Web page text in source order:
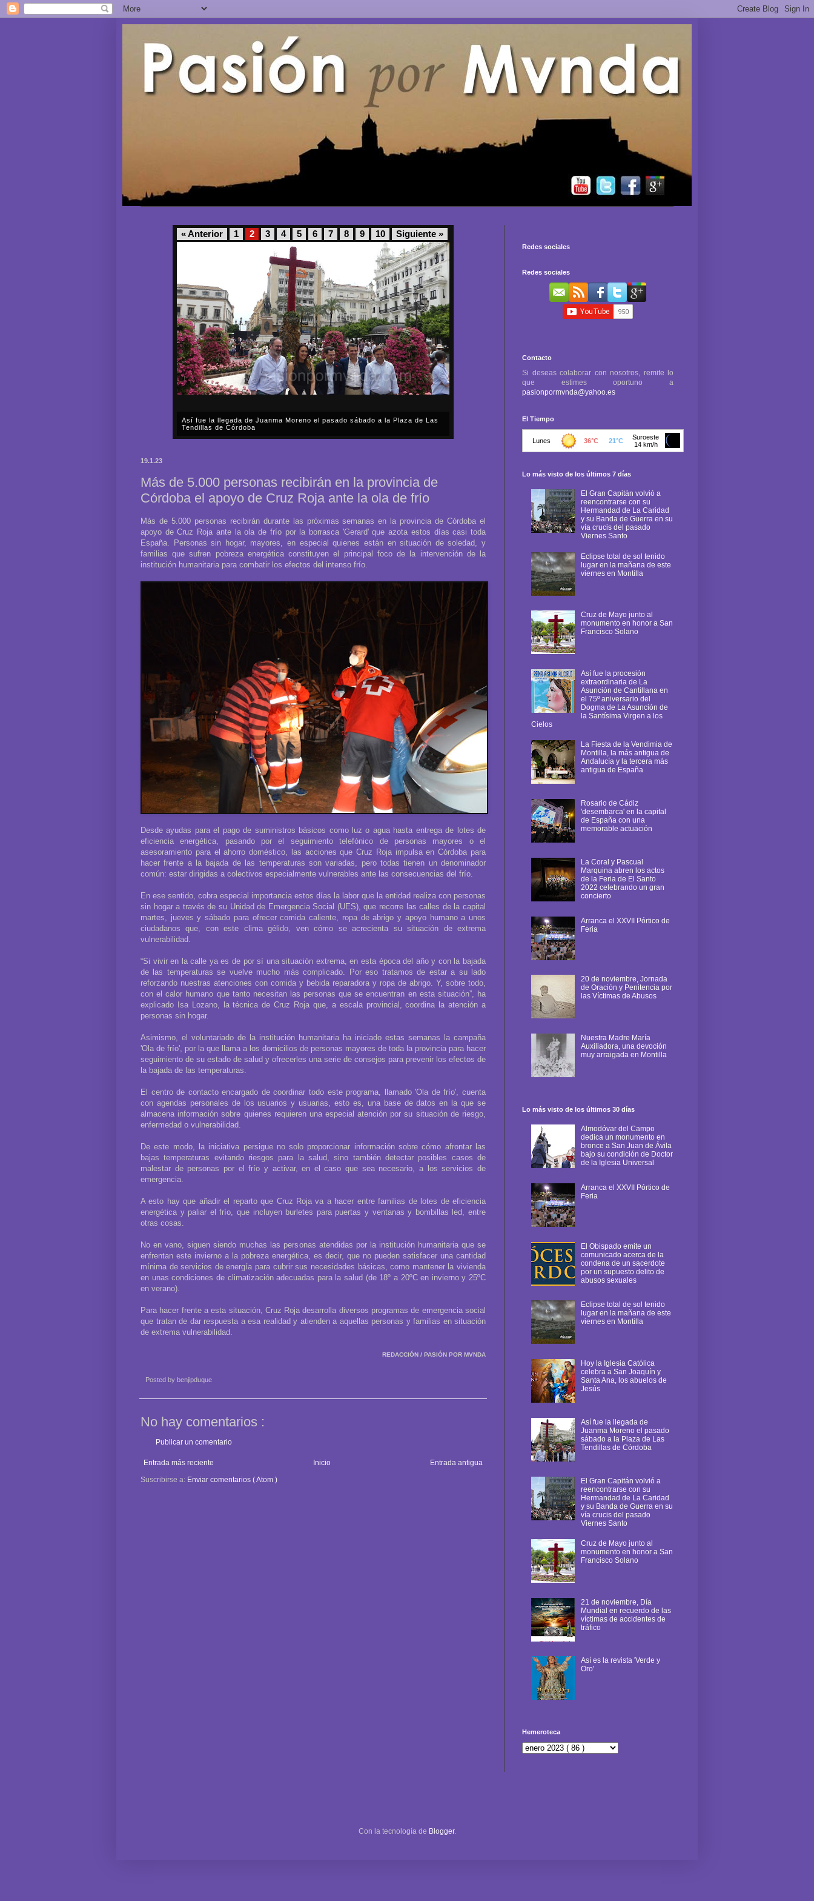
« Anterior 1 2 3 4 5 6 7 8 9 10 Siguiente »
Así fue la llegada de Juanma Moreno el pasado sábado a la Plaza de Las
Tendillas de Córdoba
19.1.23
Más de 5.000 personas recibirán en la provincia de
Córdoba el apoyo de Cruz Roja ante la ola de frío
Más de 5.000 personas recibirán durante las próximas semanas en la provincia de Córdoba el
apoyo de Cruz Roja ante la ola de frío por la borrasca 'Gerard' que azota estos días casi toda
España. Personas sin hogar, mayores, en especial quienes están en situación de soledad, y
familias que sufren pobreza energética constituyen el principal foco de la intervención de la
institución humanitaria para combatir los efectos del intenso frío.
Desde ayudas para el pago de suministros básicos como luz o agua hasta entrega de lotes de
eficiencia energética, pasando por el seguimiento telefónico de personas mayores o el
asesoramiento para el ahorro doméstico, las acciones que Cruz Roja impulsa en Córdoba para
hacer frente a la bajada de las temperaturas son variadas, pero todas tienen un denominador
común: estar dirigidas a colectivos especialmente vulnerables ante las consecuencias del frío.
En ese sentido, cobra especial importancia estos días la labor que la entidad realiza con personas
sin hogar a través de su Unidad de Emergencia Social (UES), que recorre las calles de la capital
martes, jueves y sábado para ofrecer comida caliente, ropa de abrigo y apoyo humano a unos
ciudadanos que, con este clima gélido, ven cómo se acrecienta su situación de extrema
vulnerabilidad.
“Si vivir en la calle ya es de por sí una situación extrema, en esta época del año y con la bajada
de las temperaturas se vuelve mucho más complicado. Por eso tratamos de estar a su lado
reforzando nuestras atenciones con comida y bebida reparadora y ropa de abrigo. Y, sobre todo,
con el calor humano que tanto necesitan las personas que se encuentran en esta situación”, ha
explicado Isa Lozano, la técnica de Cruz Roja que, a escala provincial, coordina la atención a
personas sin hogar.
Asimismo, el voluntariado de la institución humanitaria ha iniciado estas semanas la campaña
'Ola de frío', por la que llama a los domicilios de personas mayores de toda la provincia para hacer
seguimiento de su estado de salud y ofrecerles una serie de consejos para prevenir los efectos de
la bajada de las temperaturas.
El centro de contacto encargado de coordinar todo este programa, llamado 'Ola de frío', cuenta
con agendas personales de los usuarios y usuarias, esto es, una base de datos en la que se
almacena información sobre quienes requieren una especial atención por su situación de riesgo,
enfermedad o vulnerabilidad.
De este modo, la iniciativa persigue no solo proporcionar información sobre cómo afrontar las
bajas temperaturas evitando riesgos para la salud, sino también detectar posibles casos de
malestar de personas por el frío y activar, en el caso que sea necesario, a los servicios de
emergencia.
A esto hay que añadir el reparto que Cruz Roja va a hacer entre familias de lotes de eficiencia
energética y paliar el frío, que incluyen burletes para puertas y ventanas y bombillas led, entre
otras cosas.
No en vano, siguen siendo muchas las personas atendidas por la institución humanitaria que se
enfrentan este invierno a la pobreza energética, es decir, que no pueden satisfacer una cantidad
mínima de servicios de energía para cubrir sus necesidades básicas, como mantener la vivienda
en unas condiciones de climatización adecuadas para la salud (de 18º a 20ºC en invierno y 25ºC
en verano).
Para hacer frente a esta situación, Cruz Roja desarrolla diversos programas de emergencia social
que tratan de dar respuesta a esa realidad y atienden a aquellas personas y familias en situación
de extrema vulnerabilidad.
REDACCIÓN / PASIÓN POR MVNDA
Posted by benjipduque
No hay comentarios :
Publicar un comentario
Entrada más reciente Entrada antigua
Inicio
Suscribirse a: Enviar comentarios ( Atom )
Redes sociales
Redes sociales
Contacto
Si deseas colaborar con nosotros, remite lo
que estimes oportuno a
pasionpormvnda@yahoo.es
El Tiempo
Lo más visto de los últimos 7 días
El Gran Capitán volvió a
reencontrarse con su
Hermandad de La Caridad
y su Banda de Guerra en su
vía crucis del pasado
Viernes Santo
Eclipse total de sol tenido
lugar en la mañana de este
viernes en Montilla
Cruz de Mayo junto al
monumento en honor a San
Francisco Solano
Así fue la procesión
extraordinaria de La
Asunción de Cantillana en
el 75º aniversario del
Dogma de La Asunción de
la Santísima Virgen a los
Cielos
La Fiesta de la Vendimia de
Montilla, la más antigua de
Andalucía y la tercera más
antigua de España
Rosario de Cádiz
'desembarca' en la capital
de España con una
memorable actuación
La Coral y Pascual
Marquina abren los actos
de la Feria de El Santo
2022 celebrando un gran
concierto
Arranca el XXVII Pórtico de
Feria
20 de noviembre, Jornada
de Oración y Penitencia por
las Víctimas de Abusos
Nuestra Madre María
Auxiliadora, una devoción
muy arraigada en Montilla
Lo más visto de los últimos 30 días
Almodóvar del Campo
dedica un monumento en
bronce a San Juan de Ávila
bajo su condición de Doctor
de la Iglesia Universal
Arranca el XXVII Pórtico de
Feria
El Obispado emite un
comunicado acerca de la
condena de un sacerdote
por un supuesto delito de
abusos sexuales
Eclipse total de sol tenido
lugar en la mañana de este
viernes en Montilla
Hoy la Iglesia Católica
celebra a San Joaquín y
Santa Ana, los abuelos de
Jesús
Así fue la llegada de
Juanma Moreno el pasado
sábado a la Plaza de Las
Tendillas de Córdoba
El Gran Capitán volvió a
reencontrarse con su
Hermandad de La Caridad
y su Banda de Guerra en su
vía crucis del pasado
Viernes Santo
Cruz de Mayo junto al
monumento en honor a San
Francisco Solano
21 de noviembre, Día
Mundial en recuerdo de las
víctimas de accidentes de
tráfico
Así es la revista 'Verde y
Oro'
Hemeroteca
Con la tecnología de Blogger.